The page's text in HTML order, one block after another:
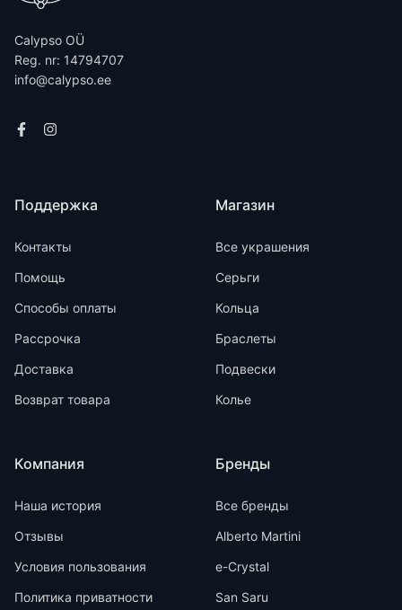
Calypso OÜ
Reg. nr: 14794707
info@calypso.ee
Поддержка
Контакты
Помощь
Способы оплаты
Рассрочка
Доставка
Возврат товара
Компания
Наша история
Отзывы
Условия пользования
Политика приватности
Магазин
Все украшения
Серьги
Кольца
Браслеты
Подвески
Колье
Бренды
Все бренды
Alberto Martini
e-Crystal
San Saru